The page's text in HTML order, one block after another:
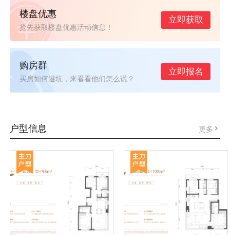
楼盘优惠
抢先获取楼盘优惠活动信息！
立即获取
购房群
买房如何避坑，来看看他们怎么说？
立即报名
户型信息 更多